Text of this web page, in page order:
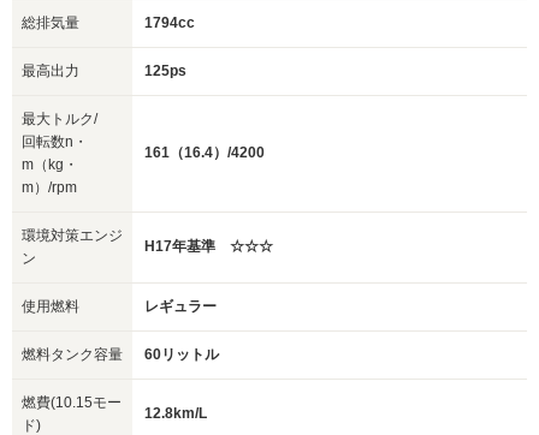
総排気量 1794cc
最高出力 125ps
最大トルク/
回転数n・
m（kg・
m）/rpm
161（16.4）/4200
環境対策エンジ
ン
H17年基準 ☆☆☆
使用燃料 レギュラー
燃料タンク容量 60リットル
燃費(10.15モー
ド)
12.8km/L